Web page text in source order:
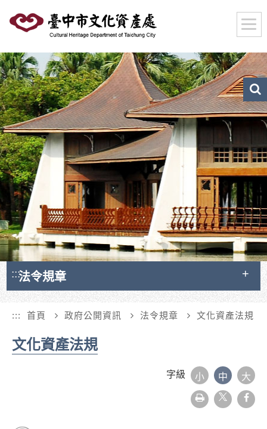
要
內
容
區
塊
:::法令規章
::: 首頁 政府公開資訊 法令規章 文化資產法規
文化資產法規
字級 小 中 大
友
善
文
化
資
搜
尋